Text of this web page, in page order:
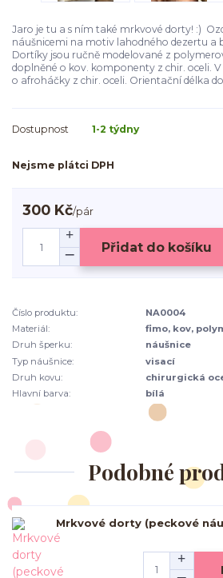
Jaro je tu a s ním také mrkvové dorty! :)
náušnicemi na motiv lahodného dezertu a
Dortíky jsou ručně modelované z
doplněné o kov. komponenty z chir. oceli.
o afroháčky z chir. oceli. Orientační délka
Dostupnost 1-2 týdny
Nejsme plátci DPH
300 Kč/pár
Přidat do košíku
Číslo produktu:
NA0004
Materiál:
fimo, kov,
Druh šperku:
náušnice
Typ náušnice:
visací
Druh kovu:
chirurgická
Hlavní barva:
bílá
Podobné
Mrkvové dorty (peckové